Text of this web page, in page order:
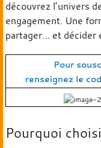
découvrez l’univers
engagement. Une
partager… et décider
Pour
renseignez le
Pourquoi